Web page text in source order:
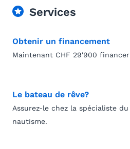
Services
Obtenir un financement
Maintenant CHF 29'900 financer
Le bateau de rêve?
Assurez-le chez la spécialiste du
nautisme.